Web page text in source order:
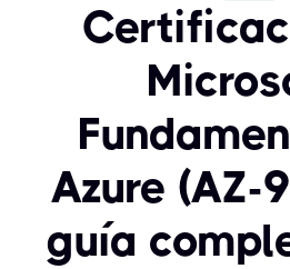
Azure (AZ-
guía